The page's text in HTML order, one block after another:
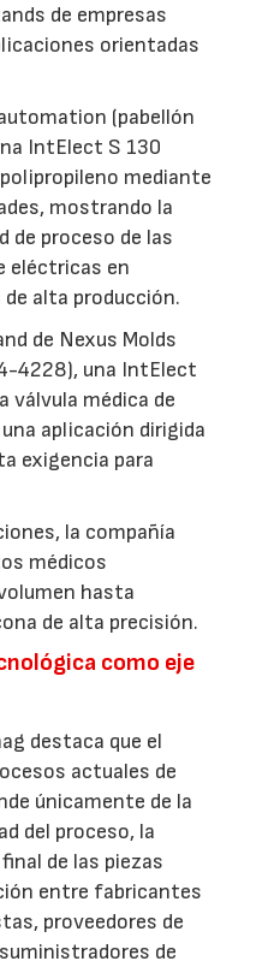
de empresas
orientadas
(pabellón
IntElect S 130
mediante
mostrando la
de proceso de las
eléctricas en
alta producción.
de Nexus Molds
4228), una IntElect
válvula médica de
aplicación dirigida
exigencia para
la compañía
médicos
hasta
de alta precisión.
como eje
destaca que el
actuales de
únicamente de la
del proceso, la
de las piezas
entre fabricantes
proveedores de
de